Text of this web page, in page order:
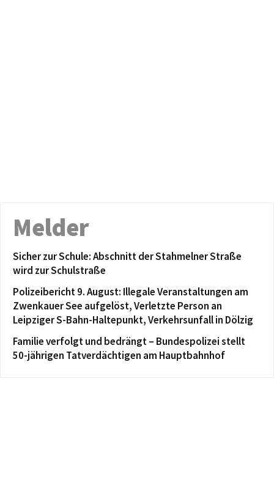
Melder
Sicher zur Schule: Abschnitt der Stahmelner Straße
wird zur Schulstraße
Polizeibericht 9. August: Illegale Veranstaltungen am
Zwenkauer See aufgelöst, Verletzte Person an
Leipziger S-Bahn-Haltepunkt, Verkehrsunfall in Dölzig
Familie verfolgt und bedrängt – Bundespolizei stellt
50-jährigen Tatverdächtigen am Hauptbahnhof